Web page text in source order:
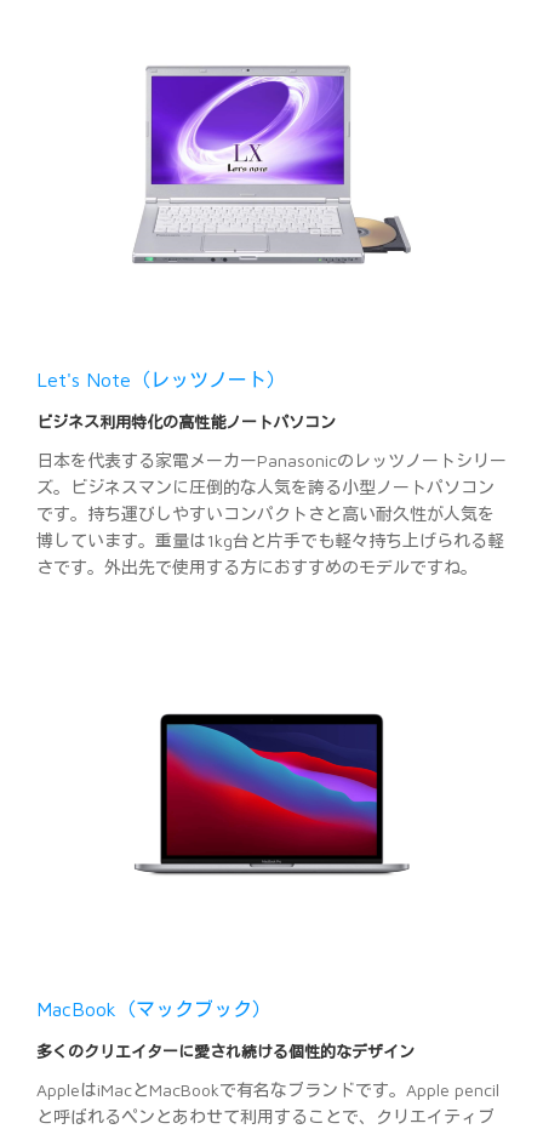
Let's Note（レッツノート）
ビジネス利用特化の高性能ノートパソコン
日本を代表する家電メーカーPanasonicのレッツノートシリー
ズ。ビジネスマンに圧倒的な人気を誇る小型ノートパソコン
です。持ち運びしやすいコンパクトさと高い耐久性が人気を
博しています。重量は1kg台と片手でも軽々持ち上げられる軽
さです。外出先で使用する方におすすめのモデルですね。
MacBook（マックブック）
多くのクリエイターに愛され続ける個性的なデザイン
AppleはiMacとMacBookで有名なブランドです。Apple pencil
と呼ばれるペンとあわせて利用することで、クリエイティブ